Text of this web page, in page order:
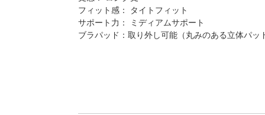
フィット感： タイトフィット
サポート力： ミディアムサポート
ブラパッド：取り外し可能（丸みのある立体パッ